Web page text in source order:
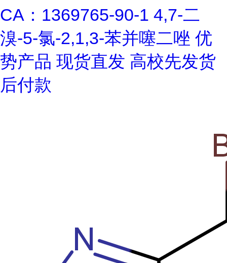
CA：1369765-90-1 4,7-二
溴-5-氯-2,1,3-苯并噻二唑 优
势产品 现货直发 高校先发货
后付款